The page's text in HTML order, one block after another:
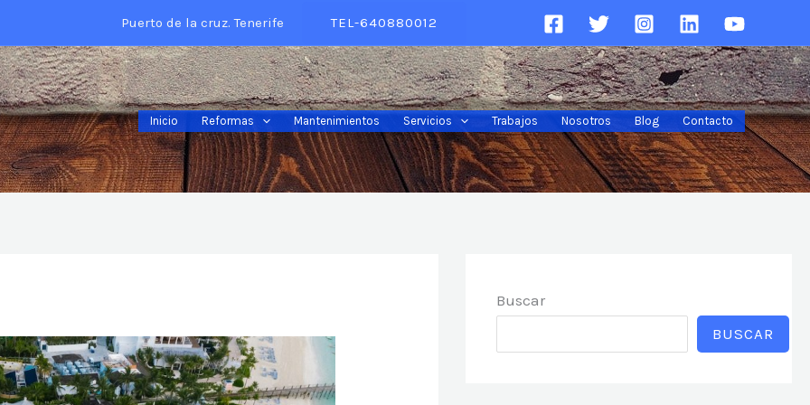
Puerto de la cruz. Tenerife TEL-640880012
Inicio Reformas Mantenimientos Servicios Trabajos Nosotros Blog Contacto
Buscar
BUSCAR